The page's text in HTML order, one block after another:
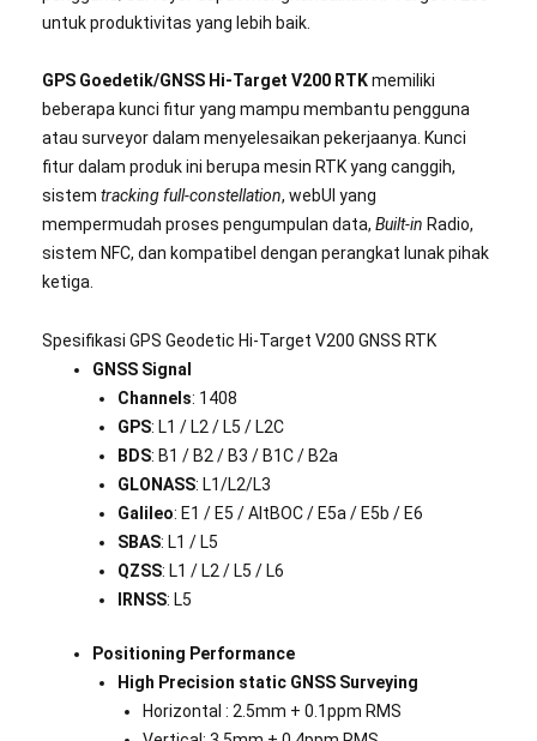
untuk produktivitas yang lebih baik.
GPS Goedetik/GNSS Hi-Target V200 RTKmemiliki
beberapa kunci fitur yang mampu membantu pengguna
atau surveyor dalam menyelesaikan pekerjaanya. Kunci
fitur dalam produk ini berupa mesin RTK yang canggih,
sistem tracking full-constellation, webUI yang
mempermudah proses pengumpulan data, Built-in Radio,
sistem NFC, dan kompatibel dengan perangkat lunak pihak
ketiga.
Spesifikasi GPS Geodetic Hi-Target V200 GNSS RTK
GNSS Signal
Channels: 1408
GPS: L1 / L2 / L5 / L2C
BDS: B1 / B2 / B3 / B1C / B2a
GLONASS: L1/L2/L3
Galileo: E1 / E5 / AltBOC / E5a / E5b / E6
SBAS: L1 / L5
QZSS: L1 / L2 / L5 / L6
IRNSS: L5
Positioning Performance
High Precision static GNSS Surveying
Horizontal : 2.5mm + 0.1ppm RMS